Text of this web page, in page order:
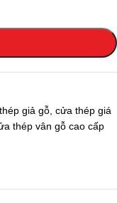
giả gỗ cửa thép giá
thép vân gỗ cao cấp